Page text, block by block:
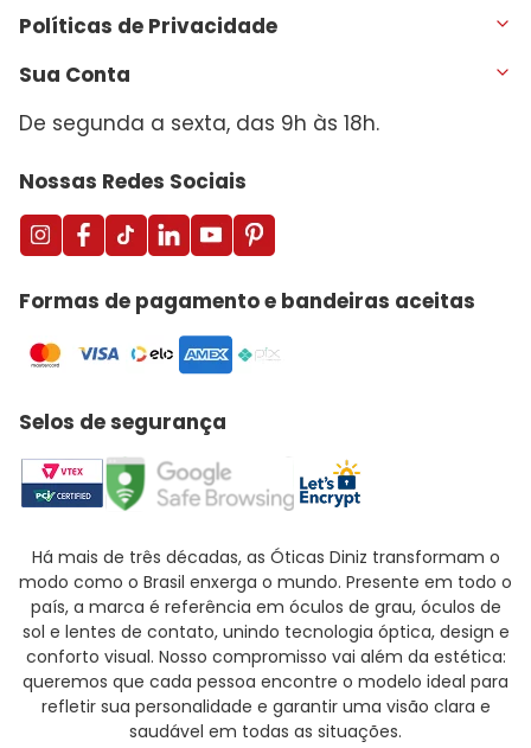
Políticas de Privacidade
Sua Conta
De segunda a sexta, das 9h às 18h.
Nossas Redes Sociais
Formas de pagamento e bandeiras aceitas
Selos de segurança
Há mais de três décadas, as Óticas Diniz transformam o
modo como o Brasil enxerga o mundo. Presente em todo o
país, a marca é referência em óculos de grau, óculos de
sol e lentes de contato, unindo tecnologia óptica, design e
conforto visual. Nosso compromisso vai além da estética:
queremos que cada pessoa encontre o modelo ideal para
refletir sua personalidade e garantir uma visão clara e
saudável em todas as situações.